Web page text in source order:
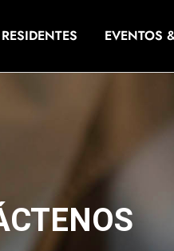
RESIDENTES EVENTOS